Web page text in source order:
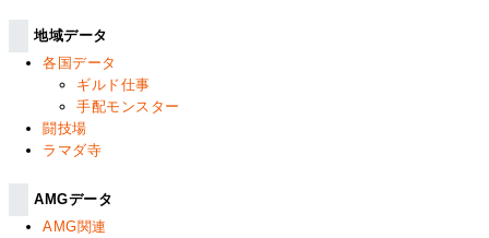
地域データ
各国データ
ギルド仕事
手配モンスター
闘技場
ラマダ寺
AMGデータ
AMG関連